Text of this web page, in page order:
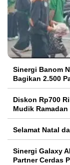
Sinergi Banom
Bagikan 2.500
Diskon Rp700
Mudik Ramadan
Selamat Natal
Sinergi Galaxy
Partner Cerdas